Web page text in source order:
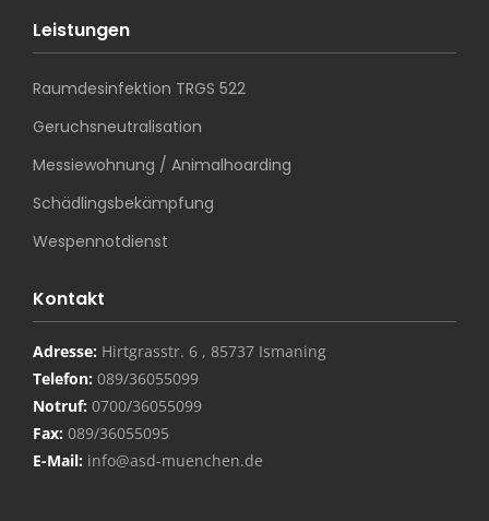
Leistungen
Raumdesinfektion TRGS 522
Geruchsneutralisation
Messiewohnung / Animalhoarding
Schädlingsbekämpfung
Wespennotdienst
Kontakt
Adresse: Hirtgrasstr. 6 , 85737 Ismaning
Telefon: 089/36055099
Notruf: 0700/36055099
Fax: 089/36055095
E-Mail: info@asd-muenchen.de